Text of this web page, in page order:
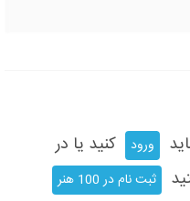
ورود
کنید یا در
ثبت نام در 100 هنر